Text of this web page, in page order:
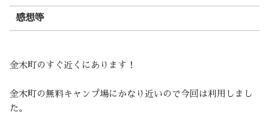
感想等
金木町のすぐ近くにあります！
金木町の無料キャンプ場にかなり近いので今回は利用しまし
た。